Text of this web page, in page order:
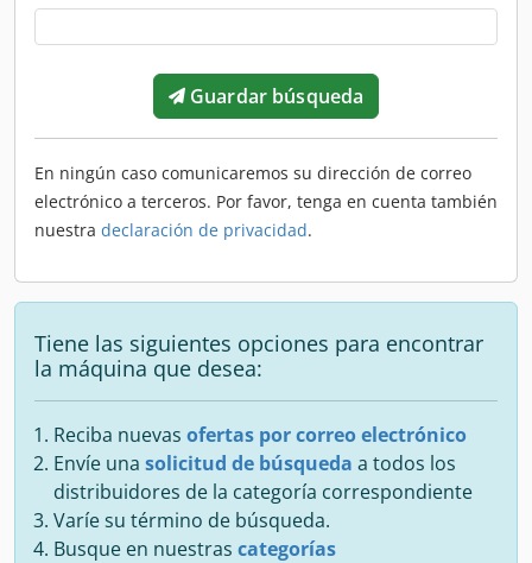
Guardar búsqueda
En ningún caso comunicaremos su dirección de correo
electrónico a terceros. Por favor, tenga en cuenta también
nuestra declaración de privacidad.
Tiene las siguientes opciones para encontrar
la máquina que desea:
Reciba nuevas ofertas por correo electrónico
Envíe una solicitud de búsqueda a todos los
distribuidores de la categoría correspondiente
Varíe su término de búsqueda.
Busque en nuestras categorías